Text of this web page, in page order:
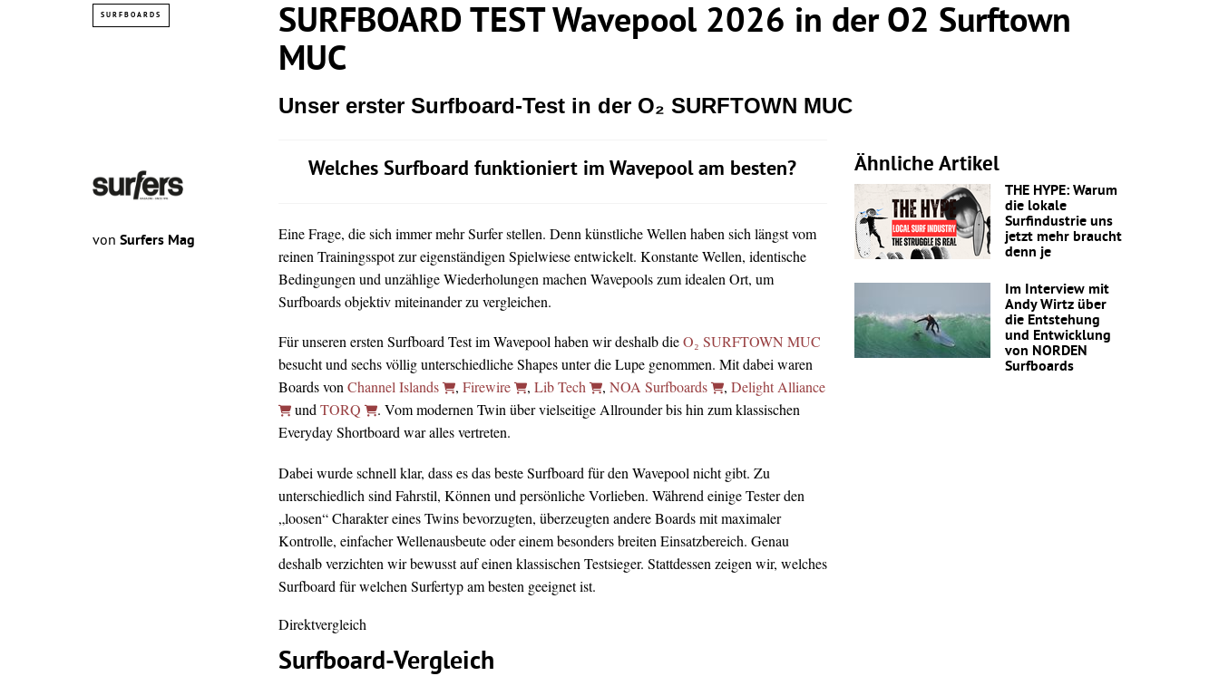
SURFBOARDS
SURFBOARD TEST Wavepool 2026 in der O2 Surftown
MUC
Unser erster Surfboard-Test in der O₂ SURFTOWN MUC
von Surfers Mag
Welches Surfboard funktioniert im Wavepool am besten?
Eine Frage, die sich immer mehr Surfer stellen. Denn künstliche Wellen haben sich längst vom
reinen Trainingsspot zur eigenständigen Spielwiese entwickelt. Konstante Wellen, identische
Bedingungen und unzählige Wiederholungen machen Wavepools zum idealen Ort, um
Surfboards objektiv miteinander zu vergleichen.
Für unseren ersten Surfboard Test im Wavepool haben wir deshalb dieO₂ SURFTOWN MUC
besucht und sechs völlig unterschiedliche Shapes unter die Lupe genommen. Mit dabei waren
Boards vonChannel Islands , Firewire , Lib Tech , NOA Surfboards , Delight Alliance
undTORQ
. Vom modernen Twin über vielseitige Allrounder bis hin zum klassischen
Everyday Shortboard war alles vertreten.
Dabei wurde schnell klar, dass es das beste Surfboard für den Wavepool nicht gibt. Zu
unterschiedlich sind Fahrstil, Können und persönliche Vorlieben. Während einige Tester den
„loosen“ Charakter eines Twins bevorzugten, überzeugten andere Boards mit maximaler
Kontrolle, einfacher Wellenausbeute oder einem besonders breiten Einsatzbereich. Genau
deshalb verzichten wir bewusst auf einen klassischen Testsieger. Stattdessen zeigen wir, welches
Surfboard für welchen Surfertyp am besten geeignet ist.
Direktvergleich
Surfboard-Vergleich
Ähnliche Artikel
THE HYPE: Warum
die lokale
Surfindustrie uns
jetzt mehr braucht
denn je
Im Interview mit
Andy Wirtz über
die Entstehung
und Entwicklung
von NORDEN
Surfboards